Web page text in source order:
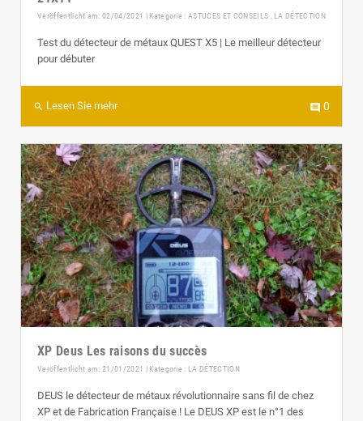
Veröffentlicht am: 02/04/2021 | Kategorie :ASTUCES ET CONSEILS , LA DÉTECTION
Test du détecteur de métaux QUEST X5 | Le meilleur détecteur
pour débuter
search Lesen Sie mehr comment 0
XP Deus Les raisons du succès
Veröffentlicht am: 21/01/2021 | Kategorie : LA DÉTECTION
DEUS le détecteur de métaux révolutionnaire sans fil de chez
XP et de Fabrication Française ! Le DEUS XP est le n°1 des